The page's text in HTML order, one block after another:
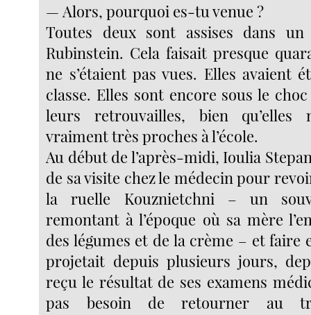
— Alors, pourquoi es-tu venue ?
Toutes deux sont assises dans
Rubinstein. Cela faisait presque
ne s’étaient pas vues. Elles avaient
classe. Elles sont encore sous le
leurs retrouvailles, bien qu’elles
vraiment très proches à l’école.
Au début de l’après-midi, Ioulia
de sa visite chez le médecin pour
la ruelle Kouznietchni – un
remontant à l’époque où sa mère
des légumes et de la crème – et faire
projetait depuis plusieurs jours,
reçu le résultat de ses examens
pas besoin de retourner au